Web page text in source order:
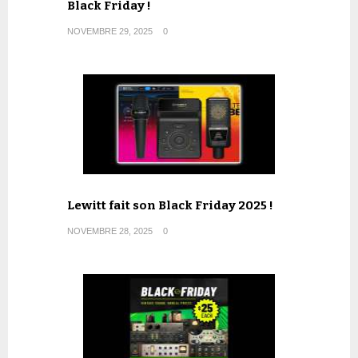
Black Friday !
NOVEMBRE 29, 2025 0
Lewitt fait son Black Friday 2025 !
NOVEMBRE 28, 2025 0